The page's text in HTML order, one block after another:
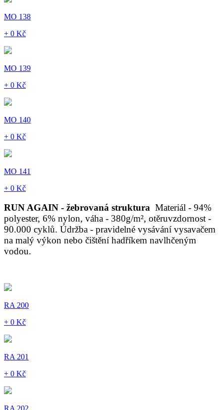
MO 138
+ 0 Kč
MO 139
+ 0 Kč
MO 140
+ 0 Kč
MO 141
+ 0 Kč
RUN AGAIN - žebrovaná struktura Materiál - 94%
polyester, 6% nylon, váha - 380g/m², otěruvzdornost -
90.000 cyklů. Údržba - pravidelné vysávání vysavačem
na malý výkon nebo čištění hadříkem navlhčeným
vodou.
RA 200
+ 0 Kč
RA 201
+ 0 Kč
RA 202